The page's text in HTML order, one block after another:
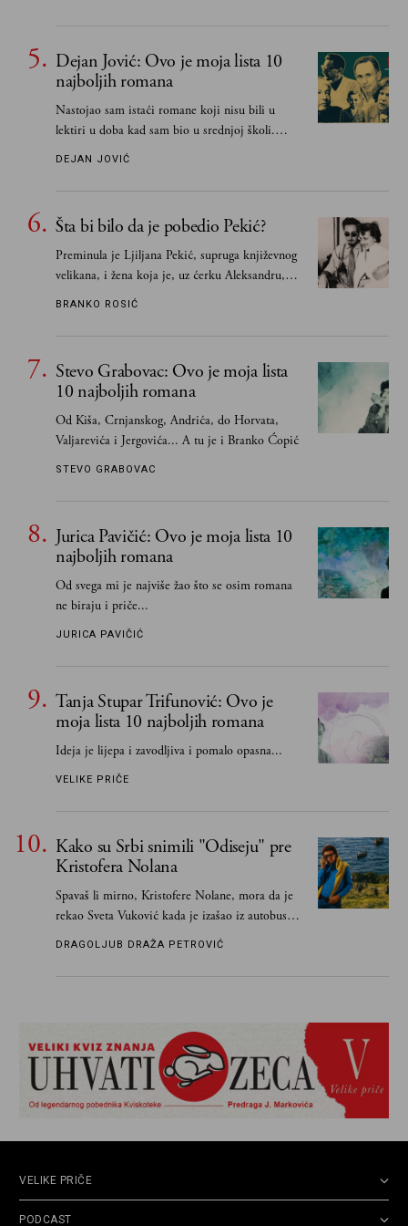
Dejan Jović: Ovo je moja lista 10
najboljih romana
Nastojao sam istaći romane koji nisu bili u
lektiri u doba kad sam bio u srednjoj školi.
Smatrao sam da su "klasici" već dovoljno
DEJAN JOVIĆ
Šta bi bilo da je pobedio Pekić?
Preminula je Ljiljana Pekić, supruga književnog
velikana, i žena koja je, uz ćerku Aleksandru,
vodila računa o zaostavštini pisca. Ovu priču o
poznavale
BRANKO ROSIĆ
Stevo Grabovac: Ovo je moja lista
10 najboljih romana
Od Kiša, Crnjanskog, Andrića, do Horvata,
Valjarevića i Jergovića... A tu je i Branko Ćopić
STEVO GRABOVAC
Jurica Pavičić: Ovo je moja lista 10
najboljih romana
Od svega mi je najviše žao što se osim romana
ne biraju i priče...
JURICA PAVIČIĆ
Tanja Stupar Trifunović: Ovo je
moja lista 10 najboljih romana
Ideja je lijepa i zavodljiva i pomalo opasna...
VELIKE PRIČE
Kako su Srbi snimili "Odiseju" pre
Kristofera Nolana
Spavaš li mirno, Kristofere Nolane, mora da je
rekao Sveta Vuković kada je izašao iz autobusa i
čim je stigao kući pozvao Vojkana
DRAGOLJUB DRAŽA PETROVIĆ
VELIKE PRIČE
PODCAST